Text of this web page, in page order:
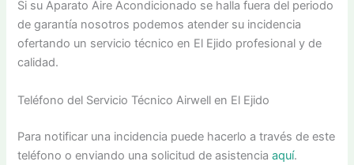
Si su Aparato Aire Acondicionado se halla fuera del periodo
de garantía nosotros podemos atender su incidencia
ofertando un servicio técnico en El Ejido profesional y de
calidad.
Teléfono del Servicio Técnico Airwell en El Ejido
Para notificar una incidencia puede hacerlo a través de este
teléfono o enviando una solicitud de asistenciaaquí.